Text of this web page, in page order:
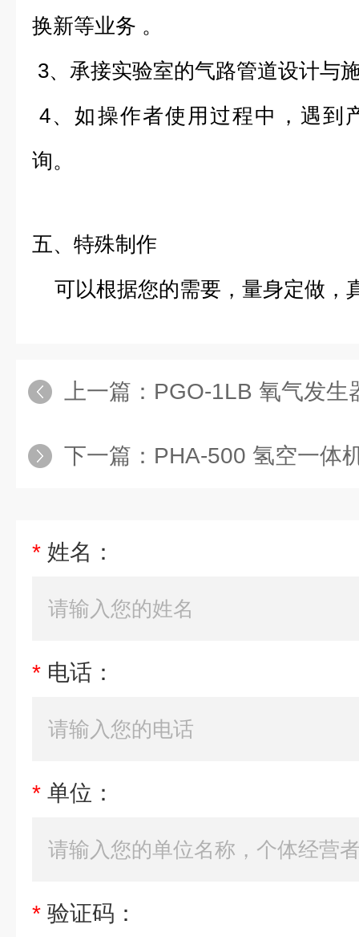
换新等业务 。
3、承接实验室的气路管道设计与
4、如操作者使用过程中，遇到
询。
五、特殊制作
可以根据您的需要，量身定做，
上一篇： PGO-1LB 氧气发生
下一篇： PHA-500 氢空一体
* 姓名：
* 电话：
* 单位：
* 验证码：